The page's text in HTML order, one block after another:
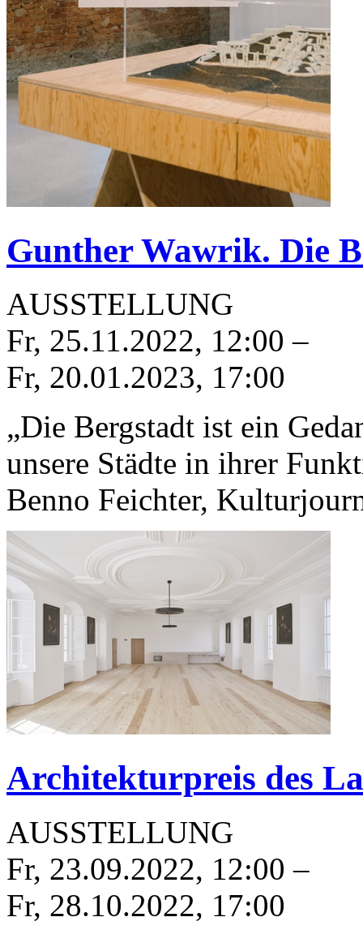
Gunther Wawrik. Die
AUSSTELLUNG
Fr, 25.11.2022, 12:00 –
Fr, 20.01.2023, 17:00
„Die Bergstadt ist ein
unsere Städte in ihrer
Benno Feichter,
Architekturpreis des
AUSSTELLUNG
Fr, 23.09.2022, 12:00 –
Fr, 28.10.2022, 17:00